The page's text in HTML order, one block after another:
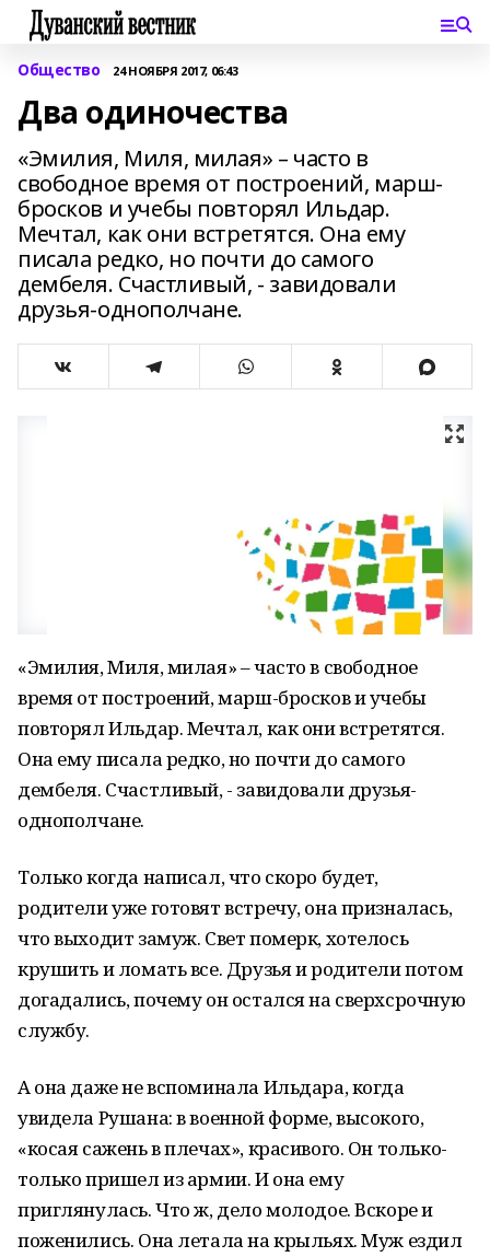
Общество 24 НОЯБРЯ 2017, 06:43
Два одиночества
«Эмилия, Миля, милая» – часто в
свободное время от построений, марш-
бросков и учебы повторял Ильдар.
Мечтал, как они встретятся. Она ему
писала редко, но почти до самого
дембеля. Счастливый, - завидовали
друзья-однополчане.
«Эмилия, Миля, милая» – часто в свободное
время от построений, марш-бросков и учебы
повторял Ильдар. Мечтал, как они встретятся.
Она ему писала редко, но почти до самого
дембеля. Счастливый, - завидовали друзья-
однополчане.
Только когда написал, что скоро будет,
родители уже готовят встречу, она призналась,
что выходит замуж. Свет померк, хотелось
крушить и ломать все. Друзья и родители потом
догадались, почему он остался на сверхсрочную
службу.
А она даже не вспоминала Ильдара, когда
увидела Рушана: в военной форме, высокого,
«косая сажень в плечах», красивого. Он только-
только пришел из армии. И она ему
приглянулась. Что ж, дело молодое. Вскоре и
поженились. Она летала на крыльях. Муж ездил